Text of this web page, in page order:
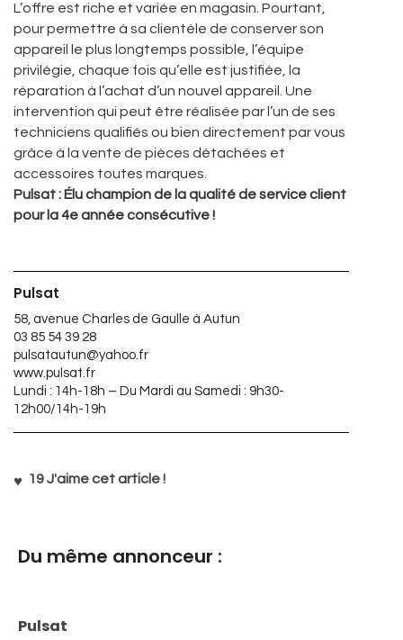
L’offre est riche et variée en magasin. Pourtant,
pour permettre à sa clientèle de conserver son
appareil le plus longtemps possible, l’équipe
privilégie, chaque fois qu’elle est justifiée, la
réparation à l’achat d’un nouvel appareil. Une
intervention qui peut être réalisée par l’un de ses
techniciens qualifiés ou bien directement par vous
grâce à la vente de pièces détachées et
accessoires toutes marques.
Pulsat : Élu champion de la qualité de service client
pour la 4e année consécutive !
Pulsat
58, avenue Charles de Gaulle à Autun
03 85 54 39 28
pulsatautun@yahoo.fr
www.pulsat.fr
Lundi : 14h-18h – Du Mardi au Samedi : 9h30-
12h00/14h-19h
19J'aime cet article !
Du même annonceur :
Pulsat